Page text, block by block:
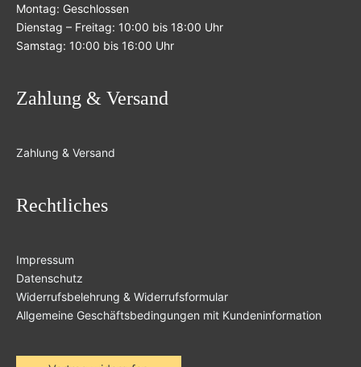
Montag: Geschlossen
Dienstag – Freitag: 10:00 bis 18:00 Uhr
Samstag: 10:00 bis 16:00 Uhr
Zahlung & Versand
Zahlung & Versand
Rechtliches
Impressum
Datenschutz
Widerrufsbelehrung & Widerrufsformular
Allgemeine Geschäftsbedingungen mit Kundeninformation